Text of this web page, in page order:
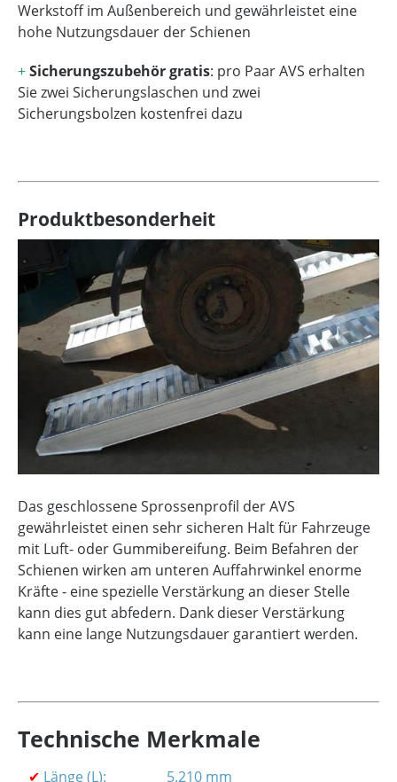
Werkstoff im Außenbereich und gewährleistet eine
hohe Nutzungsdauer der Schienen
+Sicherungszubehör gratis: pro Paar AVS erhalten
Sie zwei Sicherungslaschen und zwei
Sicherungsbolzen kostenfrei dazu
Produktbesonderheit
Das geschlossene Sprossenprofil der AVS
gewährleistet einen sehr sicheren Halt für Fahrzeuge
mit Luft- oder Gummibereifung. Beim Befahren der
Schienen wirken am unteren Auffahrwinkel enorme
Kräfte - eine spezielle Verstärkung an dieser Stelle
kann dies gut abfedern. Dank dieser Verstärkung
kann eine lange Nutzungsdauer garantiert werden.
Technische Merkmale
✔ Länge (L): 5.210 mm